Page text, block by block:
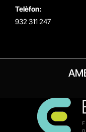
Telèfon:
932 311 247